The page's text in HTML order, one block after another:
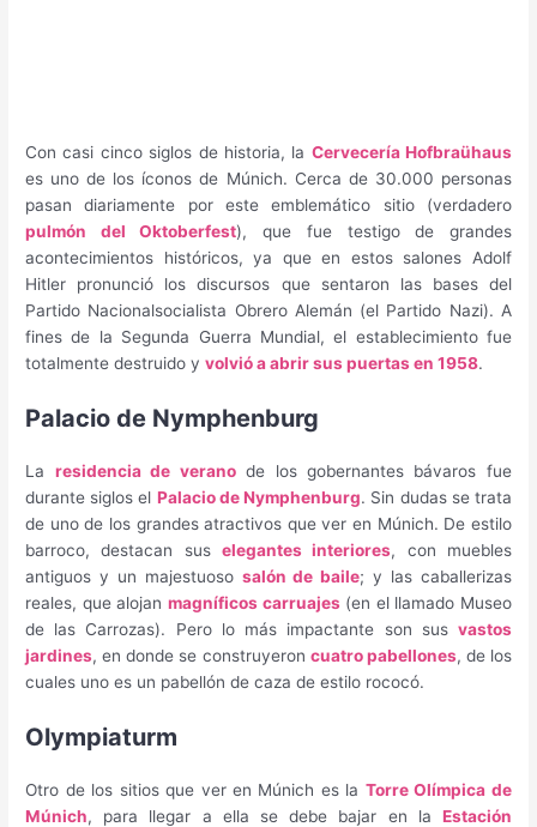
Con casi cinco siglos de historia, la Cervecería Hofbraühaus
es uno de los íconos de Múnich. Cerca de 30.000 personas
pasan diariamente por este emblemático sitio (verdadero
pulmón del Oktoberfest), que fue testigo de grandes
acontecimientos históricos, ya que en estos salones Adolf
Hitler pronunció los discursos que sentaron las bases del
Partido Nacionalsocialista Obrero Alemán (el Partido Nazi). A
fines de la Segunda Guerra Mundial, el establecimiento fue
totalmente destruido yvolvió a abrir sus puertas en 1958.
Palacio de Nymphenburg
La residencia de veranode los gobernantes bávaros fue
durante siglos el Palacio de Nymphenburg. Sin dudas se trata
de uno de los grandes atractivos que ver en Múnich. De estilo
barroco, destacan sus elegantes interiores, con muebles
antiguos y un majestuoso salón de baile; y las caballerizas
reales, que alojan magníficos carruajes(en el llamado Museo
de las Carrozas). Pero lo más impactante son sus vastos
jardines, en donde se construyeron cuatro pabellones, de los
cuales uno es un pabellón de caza de estilo rococó.
Olympiaturm
Otro de los sitios que ver en Múnich es la Torre Olímpica de
Múnich, para llegar a ella se debe bajar en la Estación